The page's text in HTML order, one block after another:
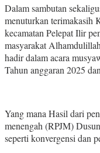
Dalam sambutan
menuturkan terimakasih
kecamatan Pelepat Ilir
masyarakat
hadir dalam acara
Tahun anggaran 2025
Yang mana Hasil dari
menengah (RPJM)
seperti konvergensi dan